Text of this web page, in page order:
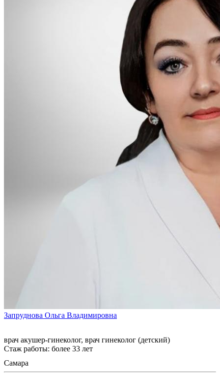
Запруднова Ольга Владимировна
врач акушер-гинеколог, врач гинеколог (детский)
Стаж работы: более 33 лет
Самара